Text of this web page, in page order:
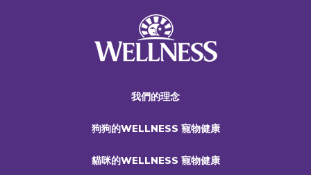
我們的理念
狗狗的WELLNESS 寵物健康
貓咪的WELLNESS 寵物健康